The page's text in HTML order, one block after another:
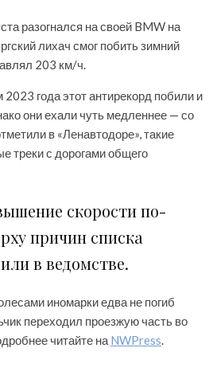
разогнался на своей BMW на
лихач смог побить зимний
203 км/ч.
2023 года этот антирекорд побили и
они ехали чуть медленнее — со
в «Ленавтодоре», такие
треки с дорогами общего
скорости по-
причин списка
в ведомстве.
иномарки едва не погиб
переходил проезжую часть во
читайте на NWPress.